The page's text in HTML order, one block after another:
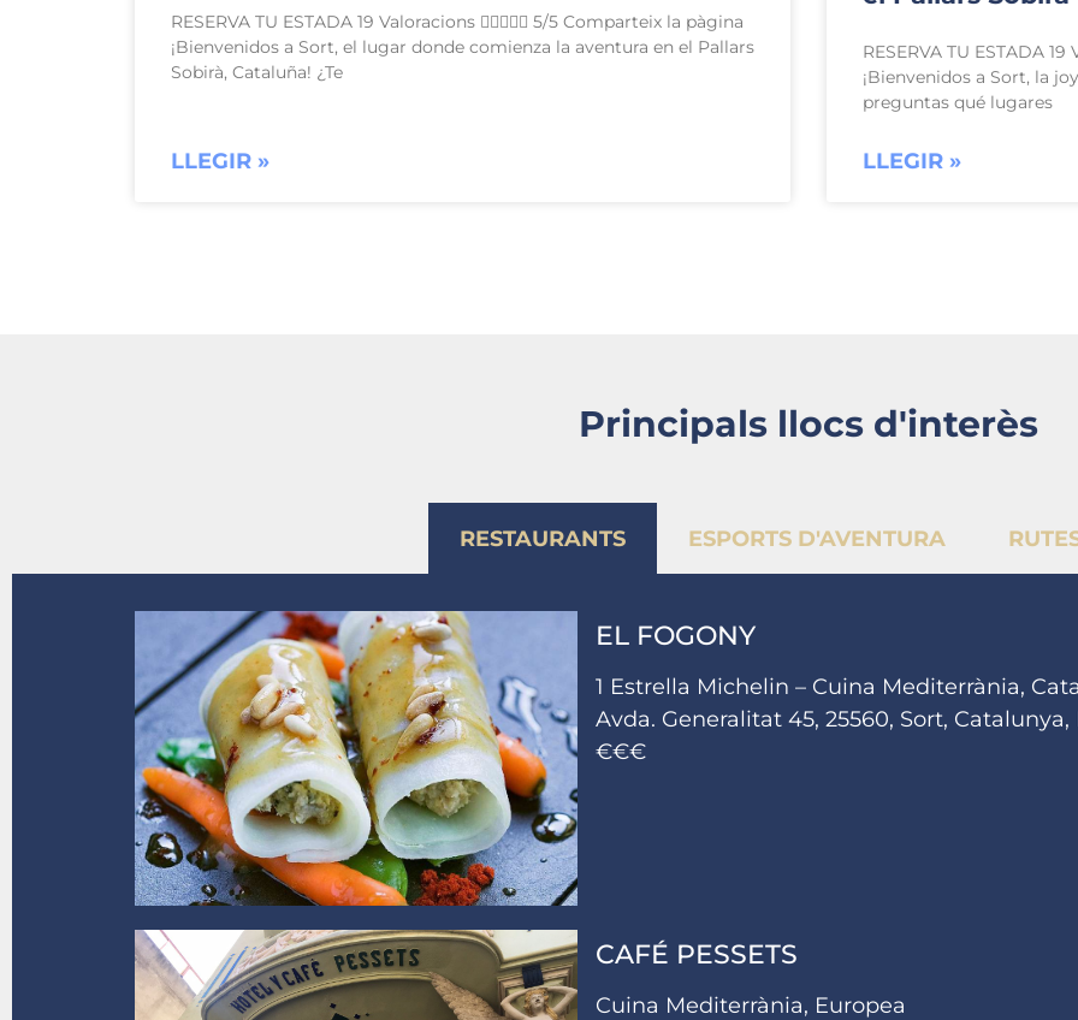
RESERVA TU ESTADA 19 Valoracions  5/5 Comparteix la pàgina
¡Bienvenidos a Sort, el lugar donde comienza la aventura en el Pallars
Sobirà, Cataluña! ¿Te
LLEGIR »
RESERVA TU ESTADA
¡Bienvenidos a Sort, la
preguntas qué lugares
LLEGIR »
Principals llocs d'interès
RESTAURANTS ESPORTS D'AVENTURA
EL FOGONY
1 Estrella Michelin – Cuina Mediterrània,
Avda. Generalitat 45, 25560, Sort, Catalunya,
€€€
CAFÉ PESSETS
Cuina Mediterrània, Europea